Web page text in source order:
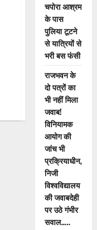
चपोरा आश्रम
के पास
पुलिया टूटने
से यात्रियों से
भरी बस फंसी
राजभवन के
दो पत्रों का
भी नहीं मिला
जवाब!
विनियामक
आयोग की
जांच भी
प्रक्रियाधीन,
निजी
विश्वविद्यालय
की जवाबदेही
पर उठे गंभीर
सवाल…..